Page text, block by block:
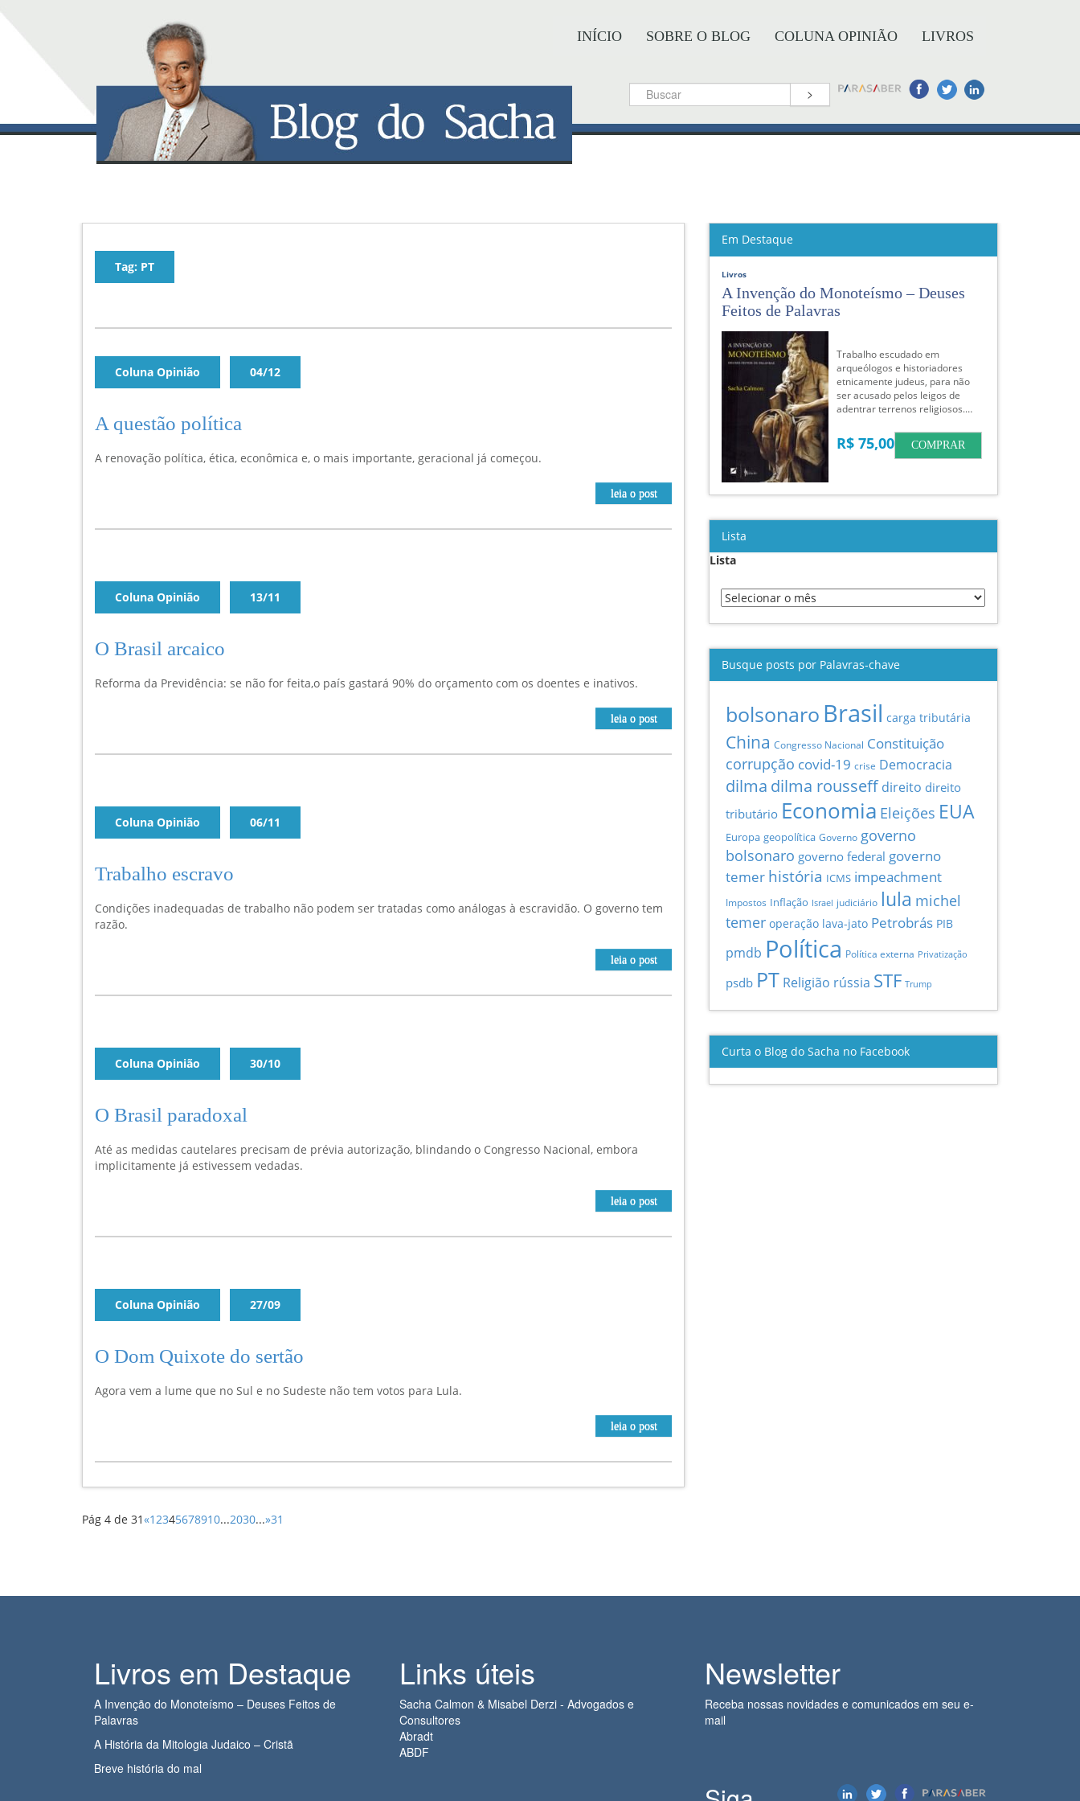
INÍCIO SOBRE O BLOG COLUNA OPINIÃO LIVROS
>
Tag: PT
Coluna Opinião 04/12
A questão política
A renovação política, ética, econômica e, o mais importante, geracional já começou.
leia o post
Coluna Opinião 13/11
O Brasil arcaico
Reforma da Previdência: se não for feita,o país gastará 90% do orçamento com os doentes e inativos.
leia o post
Coluna Opinião 06/11
Trabalho escravo
Condições inadequadas de trabalho não podem ser tratadas como análogas à escravidão. O governo tem
razão.
leia o post
Coluna Opinião 30/10
O Brasil paradoxal
Até as medidas cautelares precisam de prévia autorização, blindando o Congresso Nacional, embora
implicitamente já estivessem vedadas.
leia o post
Coluna Opinião 27/09
O Dom Quixote do sertão
Agora vem a lume que no Sul e no Sudeste não tem votos para Lula.
leia o post
Pág 4 de 31«12345678910...2030...»31
Em Destaque
Livros
A Invenção do Monoteísmo – Deuses
Feitos de Palavras
Trabalho escudado em
arqueólogos e historiadores
etnicamente judeus, para não
ser acusado pelos leigos de
adentrar terrenos religiosos.…
R$ 75,00 COMPRAR
Lista
Lista
Busque posts por Palavras-chave
bolsonaro Brasil carga tributária
China Congresso Nacional Constituição
corrupção covid-19 crise Democracia
dilma dilma rousseff direito direito
tributário Economia Eleições EUA
Europa geopolítica Governo governo
bolsonaro governo federal governo
temer história ICMS impeachment
Impostos Inflação Israel judiciário lula michel
temer operação lava-jato Petrobrás PIB
pmdb Política Política externa Privatização
psdb PT Religião rússia STF Trump
Curta o Blog do Sacha no Facebook
Livros em Destaque
A Invenção do Monoteísmo – Deuses Feitos de
Palavras
A História da Mitologia Judaico – Cristã
Breve história do mal
Links úteis
Sacha Calmon & Misabel Derzi - Advogados e
Consultores
Abradt
ABDF
Newsletter
Receba nossas novidades e comunicados em seu e-
mail